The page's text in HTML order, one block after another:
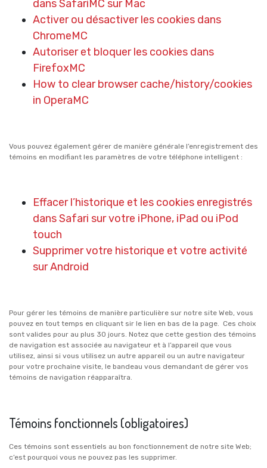
dans SafariMC sur Mac
Activer ou désactiver les cookies dans
ChromeMC
Autoriser et bloquer les cookies dans
FirefoxMC
How to clear browser cache/history/cookies
in OperaMC
Vous pouvez également gérer de manière générale l’enregistrement des
témoins en modifiant les paramètres de votre téléphone intelligent :
Effacer l’historique et les cookies enregistrés
dans Safari sur votre iPhone, iPad ou iPod
touch
Supprimer votre historique et votre activité
sur Android
Pour gérer les témoins de manière particulière sur notre site Web, vous
pouvez en tout temps en cliquant sir le lien en bas de la page. Ces choix
sont valides pour au plus 30 jours. Notez que cette gestion des témoins
de navigation est associée au navigateur et à l’appareil que vous
utilisez, ainsi si vous utilisez un autre appareil ou un autre navigateur
pour votre prochaine visite, le bandeau vous demandant de gérer vos
témoins de navigation réapparaîtra.
Témoins fonctionnels (obligatoires)
Ces témoins sont essentiels au bon fonctionnement de notre site Web;
c’est pourquoi vous ne pouvez pas les supprimer.